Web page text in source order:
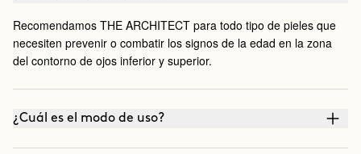
Recomendamos THE ARCHITECT para todo tipo de pieles que
necesiten prevenir o combatir los signos de la edad en la zona
del contorno de ojos inferior y superior.
¿Cuál es el modo de uso?